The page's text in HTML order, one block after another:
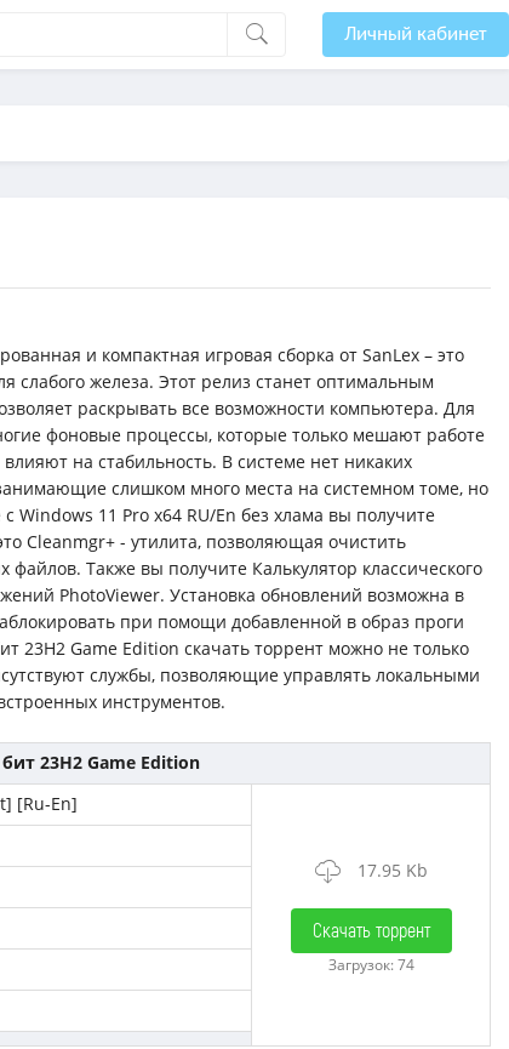
Личный кабинет
и компактная игровая сборка от SanLex – это
слабого железа. Этот релиз станет оптимальным
раскрывать все возможности компьютера. Для
фоновые процессы, которые только мешают работе
на стабильность. В системе нет никаких
слишком много места на системном томе, но
Windows 11 Pro x64 RU/En без хлама вы получите
Cleanmgr+ - утилита, позволяющая очистить
Также вы получите Калькулятор классического
PhotoViewer. Установка обновлений возможна в
при помощи добавленной в образ проги
23H2 Game Edition скачать торрент можно не только
службы, позволяющие управлять локальными
инструментов.
23H2 Game Edition
[Ru-En]
17.95 Kb
Скачать торрент
Загрузок: 74